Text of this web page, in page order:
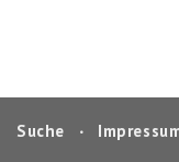
Suche ‧